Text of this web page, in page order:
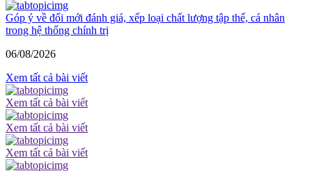
Góp ý về đổi mới đánh giá, xếp loại chất lượng tập thể, cá nhân
trong hệ thống chính trị
06/08/2026
Xem tất cả bài viết
Xem tất cả bài viết
Xem tất cả bài viết
Xem tất cả bài viết